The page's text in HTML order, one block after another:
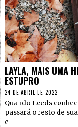
LAYLA, MAIS UMA
ESTUPRO
24 DE ABRIL DE 2022
Quando Leeds
passará o resto de
e